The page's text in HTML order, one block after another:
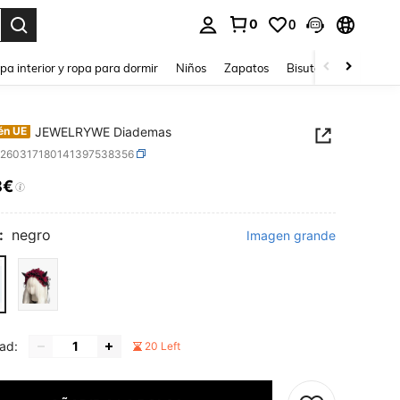
0 0
interior y ropa para dormir Niños Zapatos Bisutería Y
UE JEWELRYWE Diademas
AND AVAILABILITY
negro Imagen grande
20 Left